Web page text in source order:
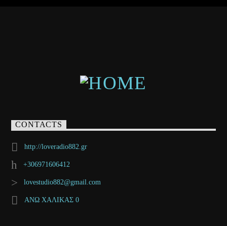
CONTACTS
http://loveradio882.gr
+306971606412
lovestudio882@gmail.com
ΑΝΩ ΧΑΛΙΚΑΣ 0